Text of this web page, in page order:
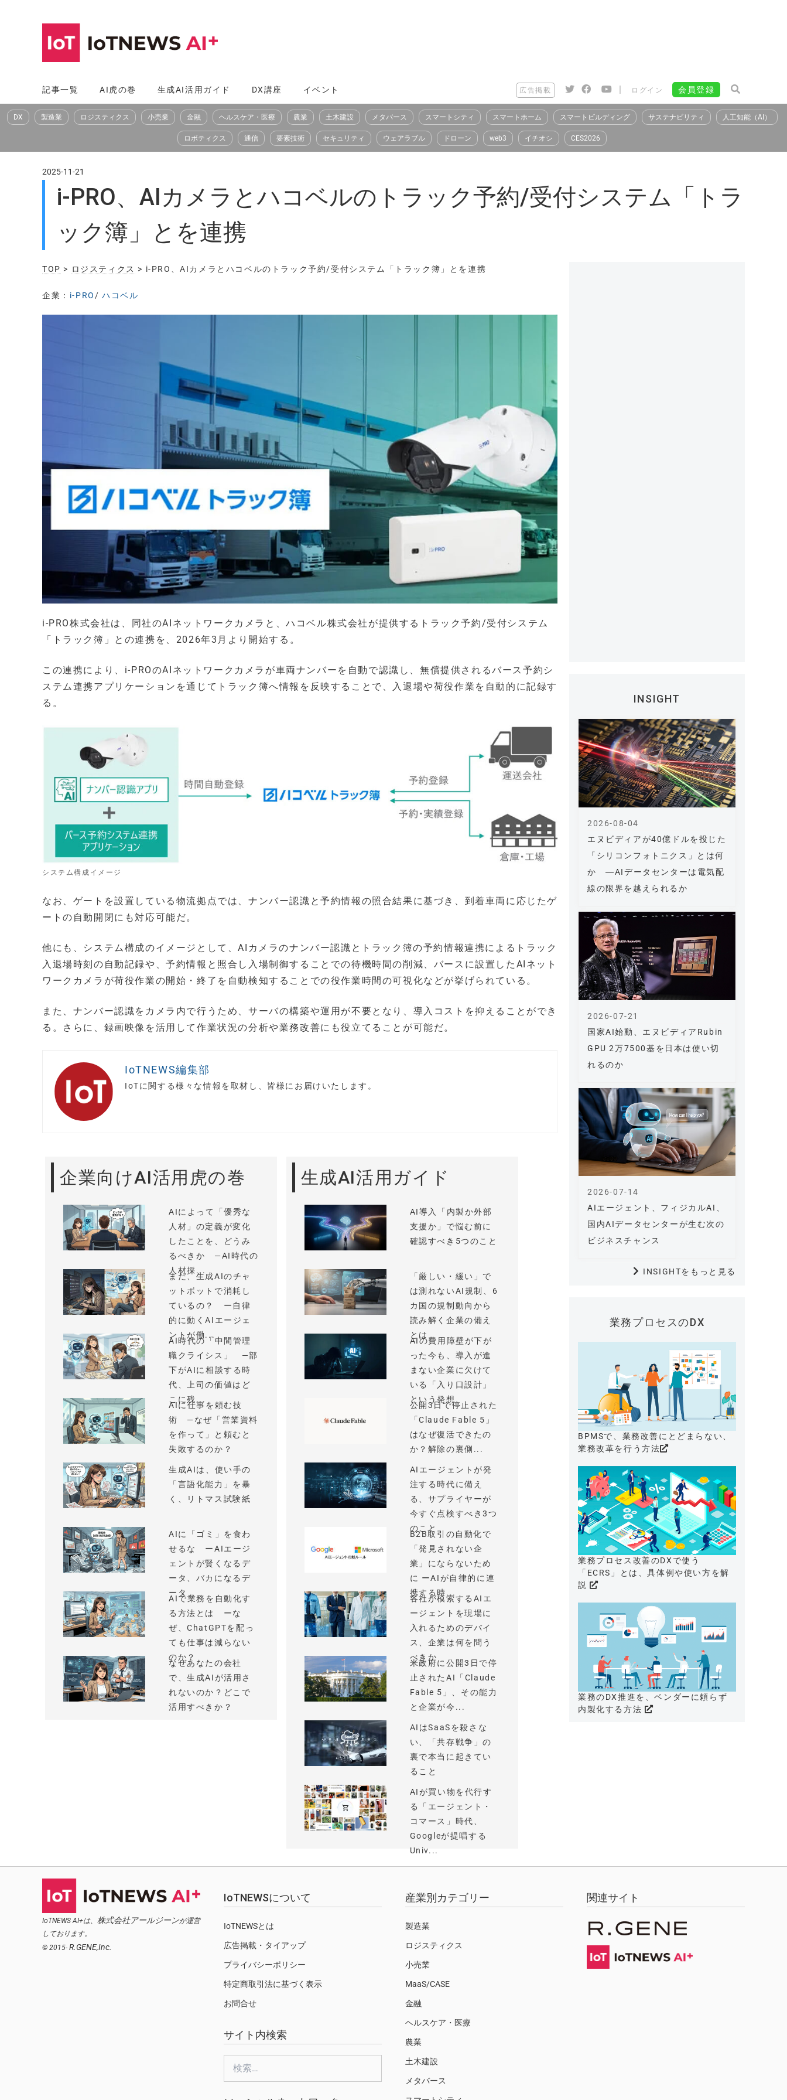
へ
ス
記事一覧 AI虎の巻 生成AI活用ガイド DX講座 イベント 広告掲載 | ログイン 会員登録
DX 製造業 ロジスティクス 小売業 金融 ヘルスケア・医療 農業 土木建設 メタバース スマートシティ スマートホーム スマートビルディング サステナビリティ 人工知能（AI）
ロボティクス 通信 要素技術 セキュリティ ウェアラブル ドローン web3 イチオシ CES2026
2025-11-21
i-PRO、AIカメラとハコベルのトラック予約/受付システム「トラ
ック簿」とを連携
TOP > ロジスティクス > i-PRO、AIカメラとハコベルのトラック予約/受付システム「トラック簿」とを連携
企業： i-PRO /ハコベル
i-PRO株式会社は、同社のAIネットワークカメラと、ハコベル株式会社が提供するトラック予約/受付システム
「トラック簿」との連携を、2026年3月より開始する。
この連携により、i-PROのAIネットワークカメラが車両ナンバーを自動で認識し、無償提供されるバース予約シ
ステム連携アプリケーションを通じてトラック簿へ情報を反映することで、入退場や荷役作業を自動的に記録す
る。
システム構成イメージ
なお、ゲートを設置している物流拠点では、ナンバー認識と予約情報の照合結果に基づき、到着車両に応じたゲ
ートの自動開閉にも対応可能だ。
他にも、システム構成のイメージとして、AIカメラのナンバー認識とトラック簿の予約情報連携によるトラック
入退場時刻の自動記録や、予約情報と照合し入場制御することでの待機時間の削減、バースに設置したAIネット
ワークカメラが荷役作業の開始・終了を自動検知することでの役作業時間の可視化などが挙げられている。
また、ナンバー認識をカメラ内で行うため、サーバの構築や運用が不要となり、導入コストを抑えることができ
る。さらに、録画映像を活用して作業状況の分析や業務改善にも役立てることが可能だ。
IoTNEWS編集部
IoTに関する様々な情報を取材し、皆様にお届けいたします。
企業向けAI活用虎の巻
AIによって「優秀な
人材」の定義が変化
したことを、どうみ
るべきか —AI時代の
人材採...
まだ、生成AIのチャ
ットボットで消耗し
ているの？ ー自律
的に動くAIエージェ
ントが働...
AI時代の「中間管理
職クライシス」 —部
下がAIに相談する時
代、上司の価値はど
こに残...
AIに仕事を頼む技
術 —なぜ「営業資料
を作って」と頼むと
失敗するのか？
生成AIは、使い手の
「言語化能力」を暴
く、リトマス試験紙
AIに「ゴミ」を食わ
せるな ーAIエージ
ェントが賢くなるデ
ータ、バカになるデ
ータ
AIで業務を自動化す
る方法とは ーな
ぜ、ChatGPTを配っ
ても仕事は減らない
のか？
なぜあなたの会社
で、生成AIが活用さ
れないのか？どこで
活用すべきか？
生成AI活用ガイド
AI導入「内製か外部
支援か」で悩む前に
確認すべき5つのこと
「厳しい・緩い」で
は測れないAI規制、6
カ国の規制動向から
読み解く企業の備え
とは
AIの費用障壁が下が
った今も、導入が進
まない企業に欠けて
いる「入り口設計」
という発想
公開3日で停止された
「Claude Fable 5」
はなぜ復活できたの
か？解除の裏側...
AIエージェントが発
注する時代に備え
る、サプライヤーが
今すぐ点検すべき3つ
のこと
B2B取引の自動化で
「発見されない企
業」にならないため
に ーAIが自律的に連
携する時...
各社が模索するAIエ
ージェントを現場に
入れるためのデバイ
ス、企業は何を問う
べきか
米政府に公開3日で停
止されたAI「Claude
Fable 5」、その能力
と企業が今...
AIはSaaSを殺さな
い、「共存戦争」の
裏で本当に起きてい
ること
AIが買い物を代行す
る「エージェント・
コマース」時代、
Googleが提唱する
Univ...
INSIGHT
エヌビディアが40億ドルを投じた
「シリコンフォトニクス」とは何
か ―AIデータセンターは電気配
線の限界を越えられるか
2026-08-04
国家AI始動、エヌビディアRubin
GPU 2万7500基を日本は使い切
れるのか
2026-07-21
AIエージェント、フィジカルAI、
国内AIデータセンターが生む次の
ビジネスチャンス
2026-07-14
INSIGHTをもっと見る
業務プロセスのDX
BPMSで、業務改善にとどまらない、
業務改革を行う方法
業務プロセス改善のDXで使う
「ECRS」とは、具体例や使い方を解
説
業務のDX推進を、ベンダーに頼らず
内製化する方法
IoTNEWS AI+は、 株式会社アールジーンが運営
しております。
© 2015- R.GENE,Inc.
IoTNEWSについて
IoTNEWSとは
広告掲載・タイアップ
プライバシーポリシー
特定商取引法に基づく表示
お問合せ
サイト内検索
産業別カテゴリー
製造業
ロジスティクス
小売業
MaaS/CASE
金融
ヘルスケア・医療
農業
土木建設
メタバース
関連サイト